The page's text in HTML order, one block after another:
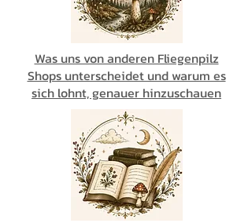
Was uns von anderen Fliegenpilz
Shops unterscheidet und warum es
sich lohnt, genauer hinzuschauen